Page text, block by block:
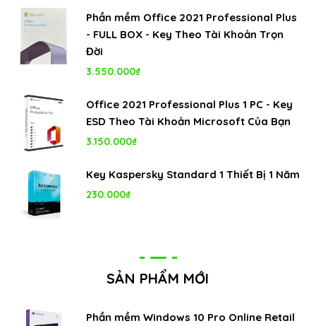
Phần mềm Office 2021 Professional Plus
- FULL BOX - Key Theo Tài Khoản Trọn
Đời
3.550.000₫
Office 2021 Professional Plus 1 PC - Key
ESD Theo Tài Khoản Microsoft Của Bạn
3.150.000₫
Key Kaspersky Standard 1 Thiết Bị 1 Năm
230.000₫
SẢN PHẨM MỚI
Phần mềm Windows 10 Pro Online Retail